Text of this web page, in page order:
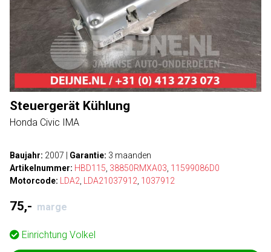
Steuergerät Kühlung
Honda Civic IMA
Baujahr: 2007 Garantie: 3 maanden
Artikelnummer: HBD115 38850RMXA03 11599086D0
Motorcode:
LDA2 LDA21037912 1037912
75,- marge
Einrichtung Volkel